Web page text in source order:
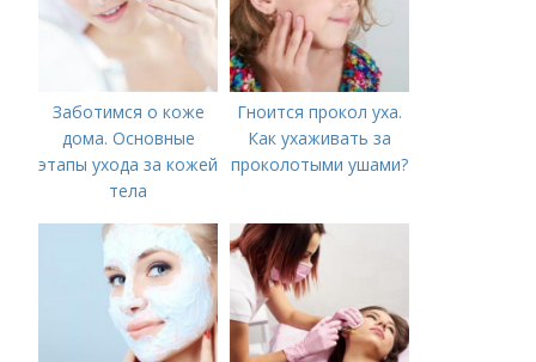
Заботимся о коже
дома. Основные
этапы ухода за кожей
тела
Гноится прокол уха.
Как ухаживать за
проколотыми ушами?